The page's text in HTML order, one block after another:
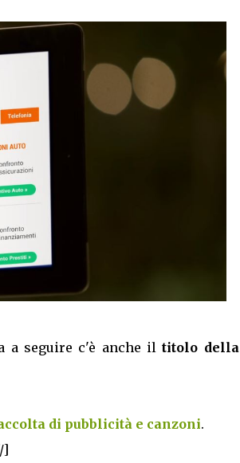
a seguire c'è anche iltitolo della
di pubblicità e canzoni.
]